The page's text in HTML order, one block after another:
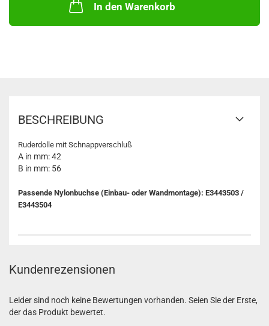
In den Warenkorb
BESCHREIBUNG
Ruderdolle mit Schnappverschluß
A in mm: 42
B in mm: 56
Passende Nylonbuchse (Einbau- oder Wandmontage): E3443503 /
E3443504
Kundenrezensionen
Leider sind noch keine Bewertungen vorhanden. Seien Sie der Erste,
der das Produkt bewertet.